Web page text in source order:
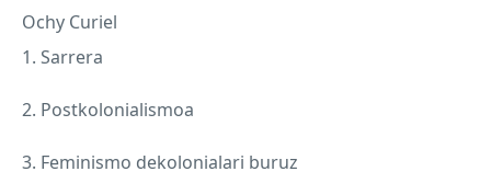
Ochy Curiel
1. Sarrera
2. Postkolonialismoa
3. Feminismo dekolonialari buruz